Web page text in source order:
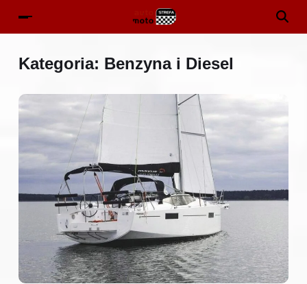
Kategoria: Benzyna i Diesel